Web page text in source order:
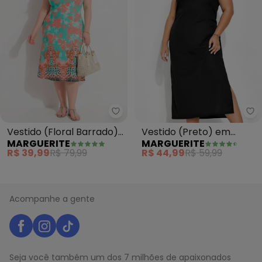
Marguerite - Vestido (Floral
Vestido (Floral Barrado)
em Malha de Viscose
MARGUERITE
R$ 39,99R$ 79,99
Vestido (Preto) em
Malha
MARGUERITE
R$ 44,99R$ 59,99
Acompanhe a gente
Seja você também um dos 7 milhões de apaixonados